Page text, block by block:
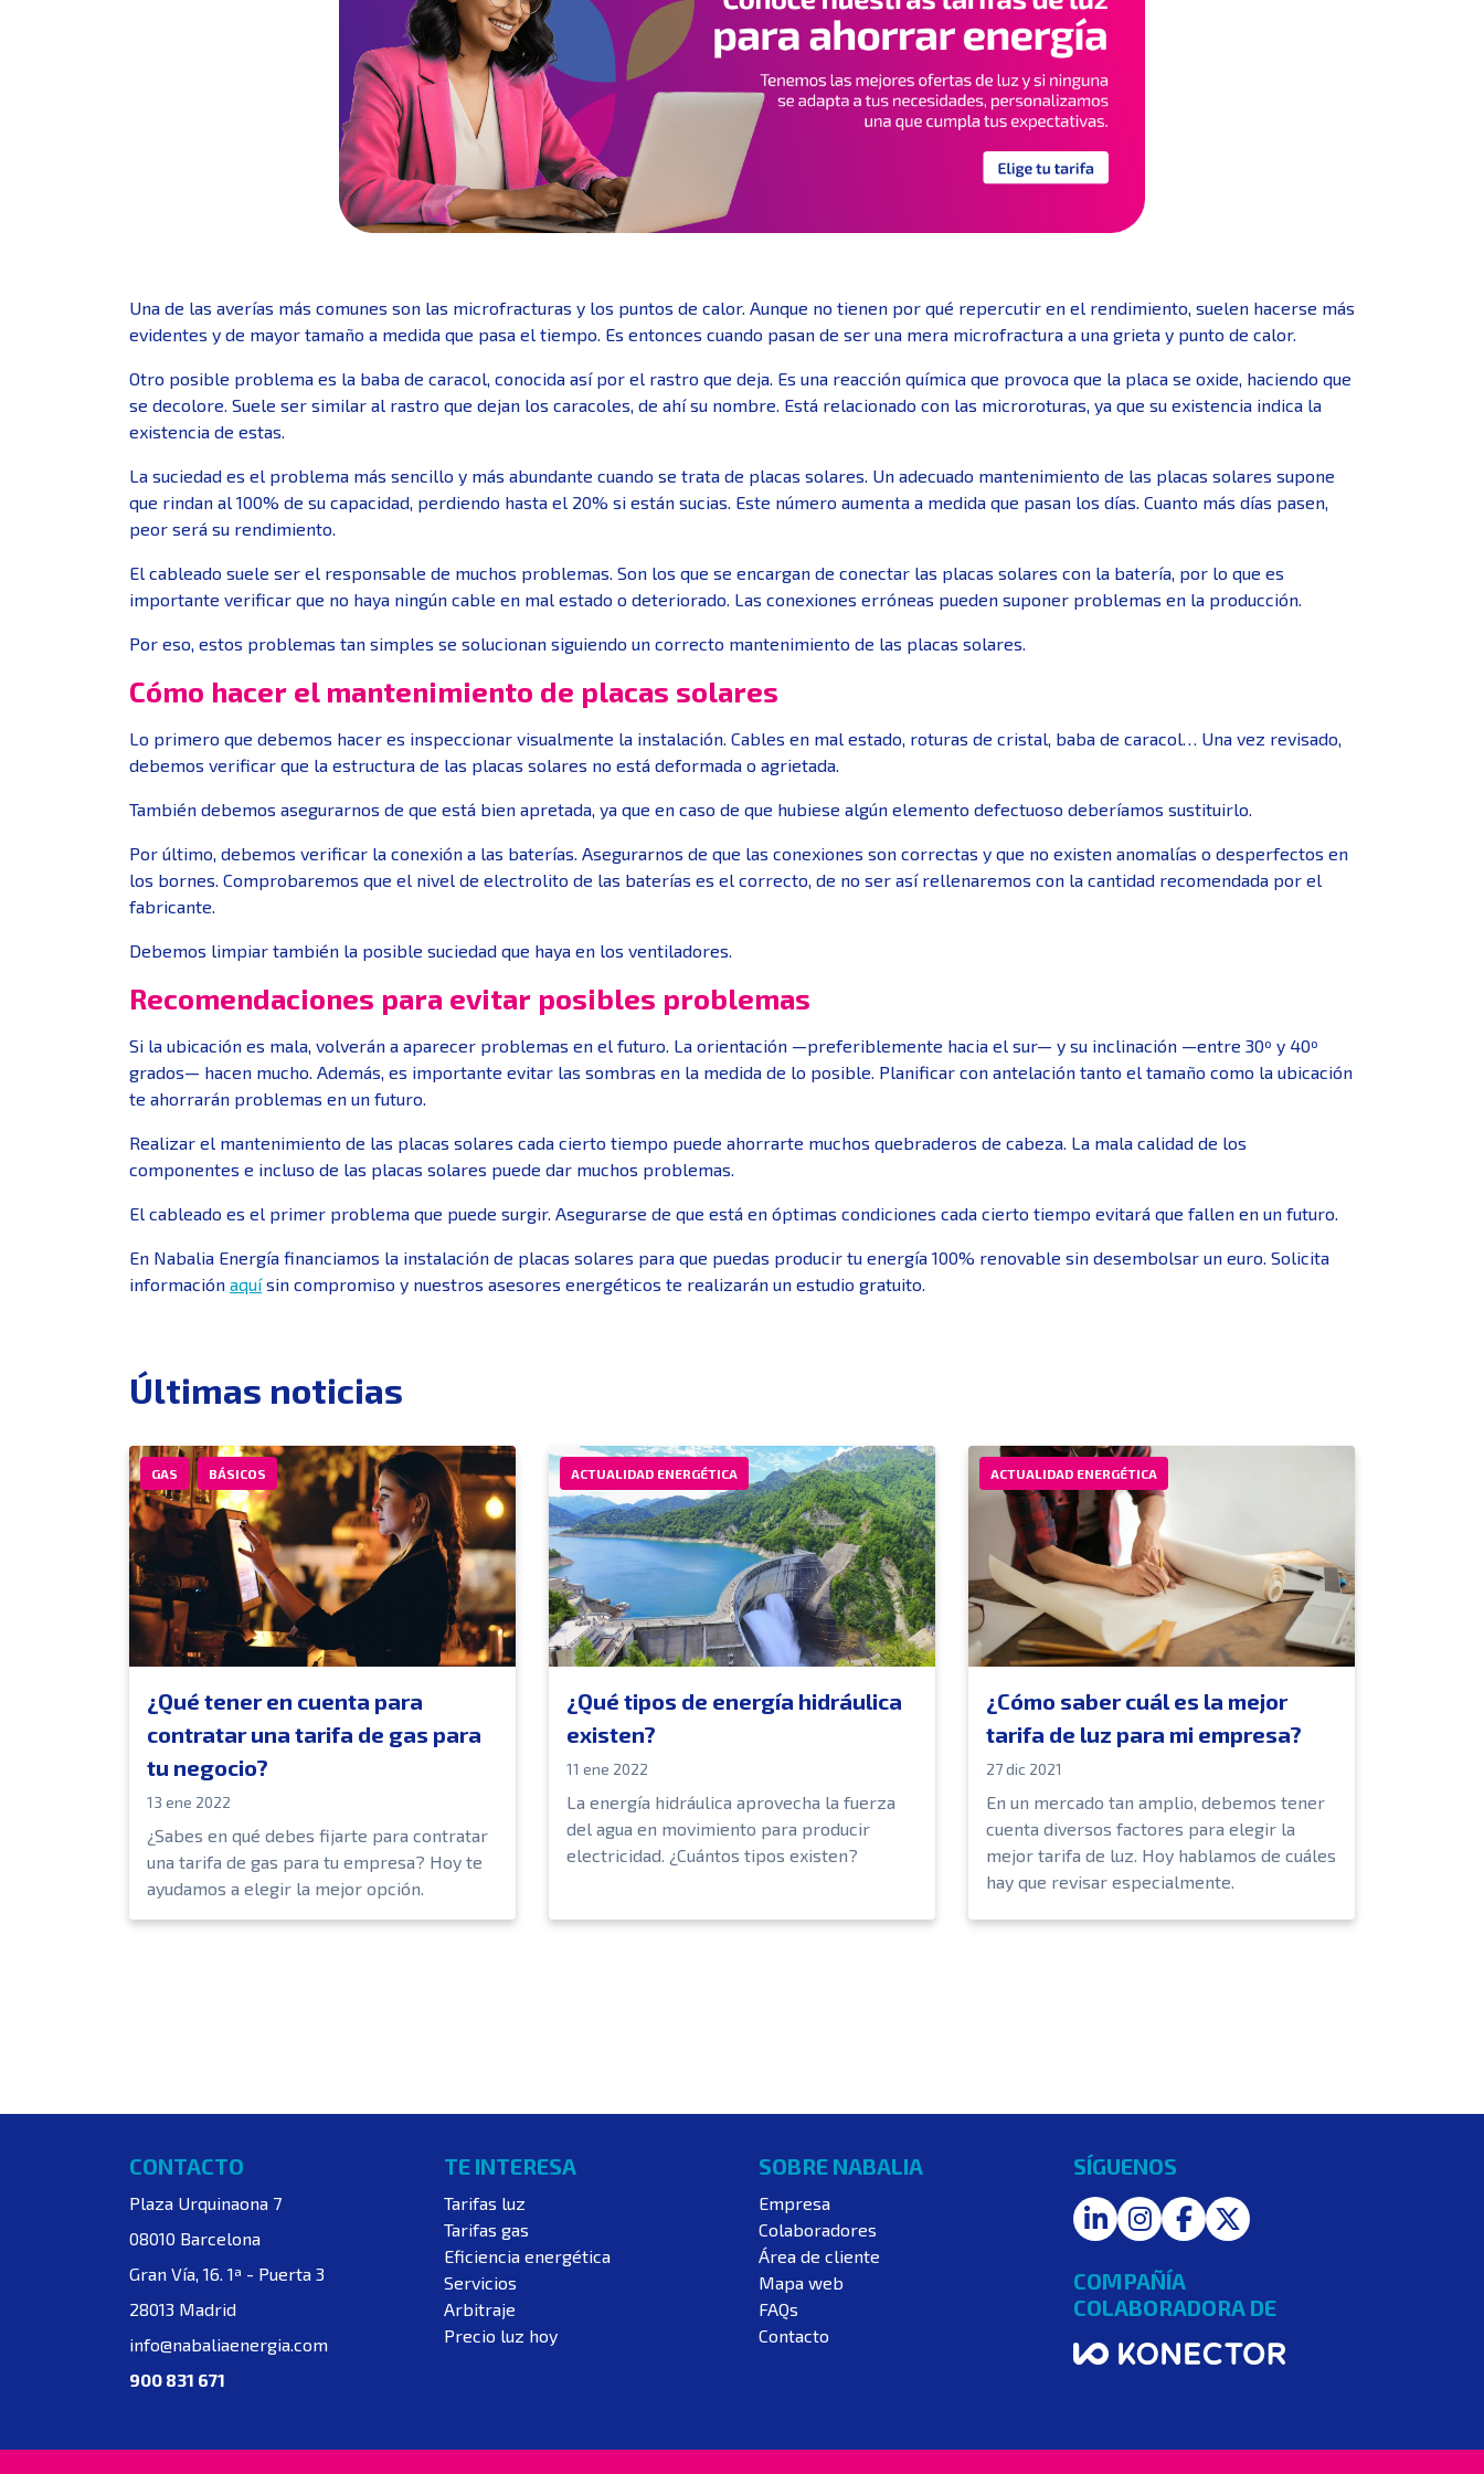
Una de las averías más comunes son las microfracturas y los puntos de calor. Aunque no tienen por qué repercutir en el rendimiento, suelen hacerse más
evidentes y de mayor tamaño a medida que pasa el tiempo. Es entonces cuando pasan de ser una mera microfractura a una grieta y punto de calor.
Otro posible problema es la baba de caracol, conocida así por el rastro que deja. Es una reacción química que provoca que la placa se oxide, haciendo que
se decolore. Suele ser similar al rastro que dejan los caracoles, de ahí su nombre. Está relacionado con las microroturas, ya que su existencia indica la
existencia de estas.
La suciedad es el problema más sencillo y más abundante cuando se trata de placas solares. Un adecuado mantenimiento de las placas solares supone
que rindan al 100% de su capacidad, perdiendo hasta el 20% si están sucias. Este número aumenta a medida que pasan los días. Cuanto más días pasen,
peor será su rendimiento.
El cableado suele ser el responsable de muchos problemas. Son los que se encargan de conectar las placas solares con la batería, por lo que es
importante verificar que no haya ningún cable en mal estado o deteriorado. Las conexiones erróneas pueden suponer problemas en la producción.
Por eso, estos problemas tan simples se solucionan siguiendo un correcto mantenimiento de las placas solares.
Cómo hacer el mantenimiento de placas solares
Lo primero que debemos hacer es inspeccionar visualmente la instalación. Cables en mal estado, roturas de cristal, baba de caracol… Una vez revisado,
debemos verificar que la estructura de las placas solares no está deformada o agrietada.
También debemos asegurarnos de que está bien apretada, ya que en caso de que hubiese algún elemento defectuoso deberíamos sustituirlo.
Por último, debemos verificar la conexión a las baterías. Asegurarnos de que las conexiones son correctas y que no existen anomalías o desperfectos en
los bornes. Comprobaremos que el nivel de electrolito de las baterías es el correcto, de no ser así rellenaremos con la cantidad recomendada por el
fabricante.
Debemos limpiar también la posible suciedad que haya en los ventiladores.
Recomendaciones para evitar posibles problemas
Si la ubicación es mala, volverán a aparecer problemas en el futuro. La orientación —preferiblemente hacia el sur— y su inclinación —entre 30º y 40º
grados— hacen mucho. Además, es importante evitar las sombras en la medida de lo posible. Planificar con antelación tanto el tamaño como la ubicación
te ahorrarán problemas en un futuro.
Realizar el mantenimiento de las placas solares cada cierto tiempo puede ahorrarte muchos quebraderos de cabeza. La mala calidad de los
componentes e incluso de las placas solares puede dar muchos problemas.
El cableado es el primer problema que puede surgir. Asegurarse de que está en óptimas condiciones cada cierto tiempo evitará que fallen en un futuro.
En Nabalia Energía financiamos la instalación de placas solares para que puedas producir tu energía 100% renovable sin desembolsar un euro. Solicita
información aquísin compromiso y nuestros asesores energéticos te realizarán un estudio gratuito.
Últimas noticias
GAS BÁSICOS
¿Qué tener en cuenta para
contratar una tarifa de gas para
tu negocio?
13 ene 2022
¿Sabes en qué debes fijarte para contratar
una tarifa de gas para tu empresa? Hoy te
ayudamos a elegir la mejor opción.
ACTUALIDAD ENERGÉTICA
¿Qué tipos de energía hidráulica
existen?
11 ene 2022
La energía hidráulica aprovecha la fuerza
del agua en movimiento para producir
electricidad. ¿Cuántos tipos existen?
ACTUALIDAD ENERGÉTICA
¿Cómo saber cuál es la mejor
tarifa de luz para mi empresa?
27 dic 2021
En un mercado tan amplio, debemos tener
cuenta diversos factores para elegir la
mejor tarifa de luz. Hoy hablamos de cuáles
hay que revisar especialmente.
CONTACTO
Plaza Urquinaona 7
08010 Barcelona
Gran Vía, 16. 1ª - Puerta 3
28013 Madrid
info@nabaliaenergia.com
900 831 671
TE INTERESA
Tarifas luz
Tarifas gas
Eficiencia energética
Servicios
Arbitraje
Precio luz hoy
SOBRE NABALIA
Empresa
Colaboradores
Área de cliente
Mapa web
FAQs
Contacto
SÍGUENOS
LinkedInInstagram
FacebookTwitter
COMPAÑÍA
COLABORADORA DE